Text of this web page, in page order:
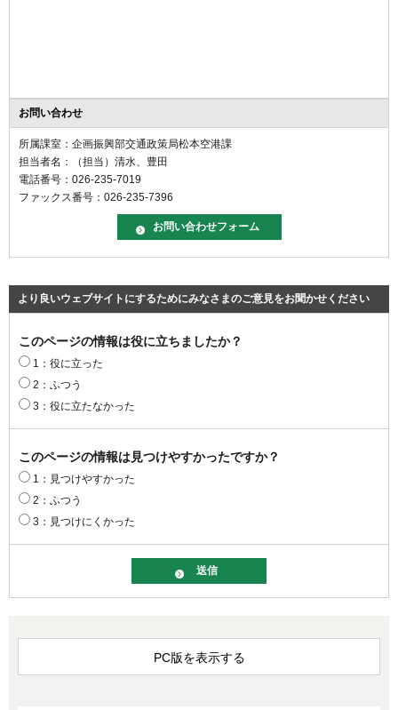
お問い合わせ
所属課室：企画振興部交通政策局松本空港課
担当者名：（担当）清水、豊田
電話番号：026-235-7019
ファックス番号：026-235-7396
より良いウェブサイトにするためにみなさまのご意見をお聞かせください
このページの情報は役に立ちましたか？
1：役に立った
2：ふつう
3：役に立たなかった
このページの情報は見つけやすかったですか？
1：見つけやすかった
2：ふつう
3：見つけにくかった
PC版を表示する